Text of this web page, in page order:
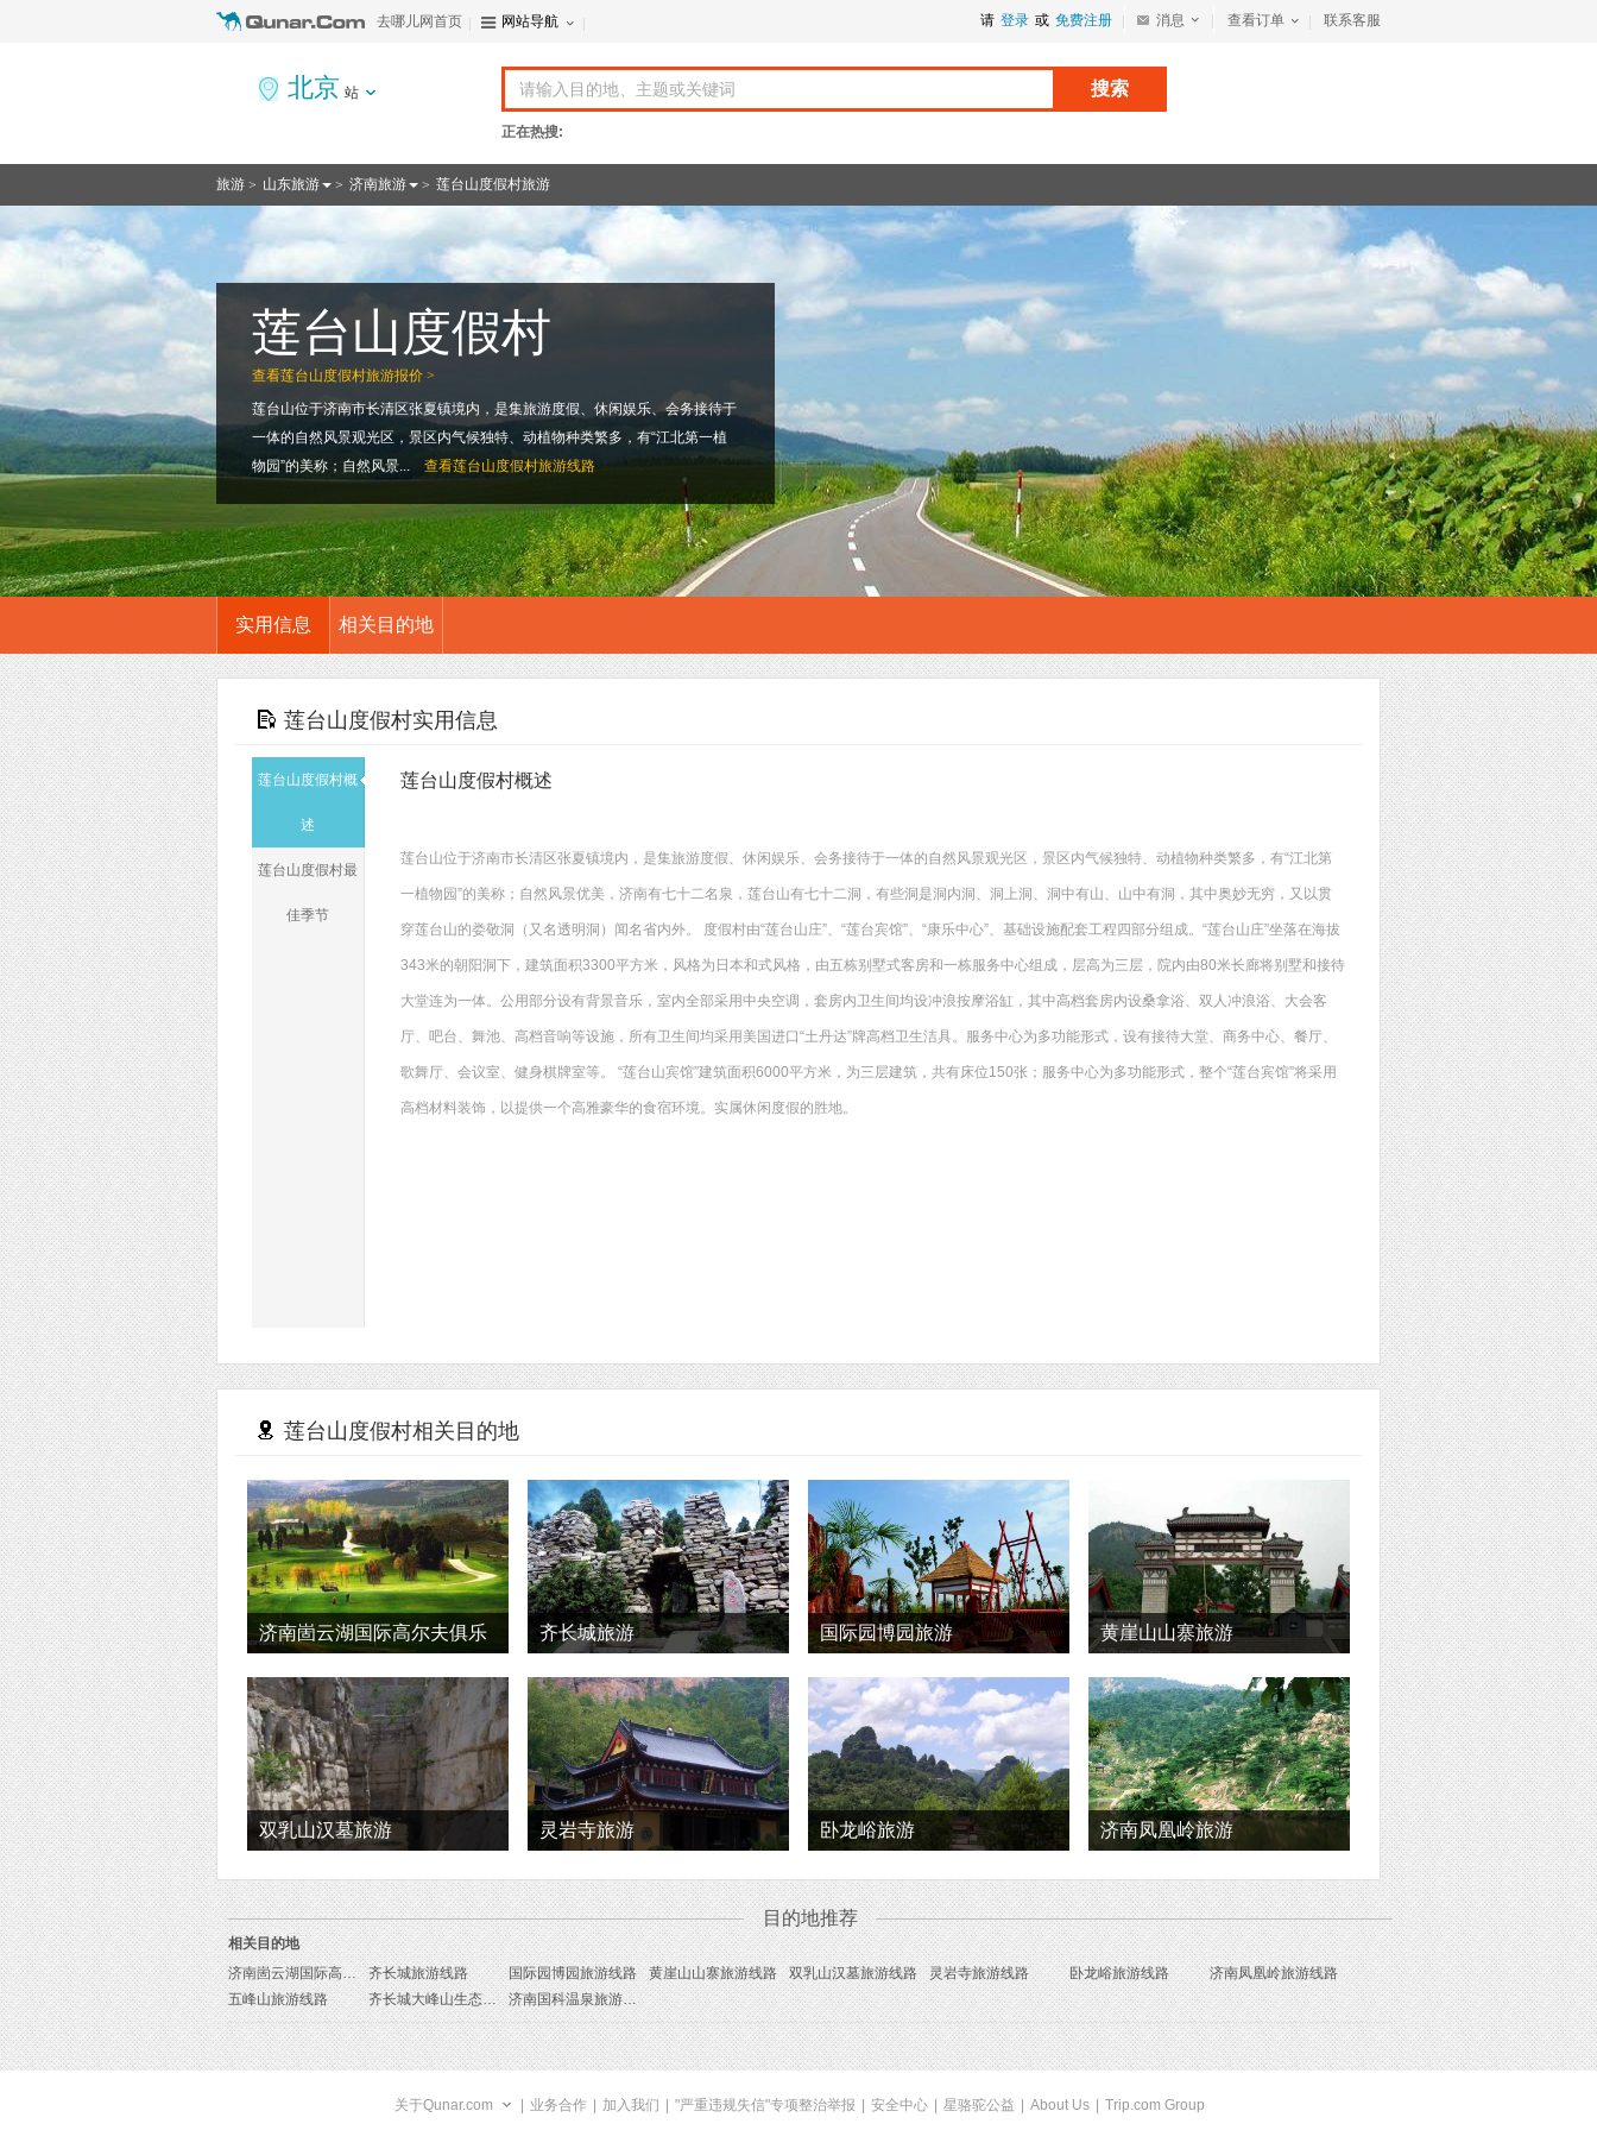
请 登录 或 免费注册 消息 查看订单 联系客服
去哪儿网首页 网站导航
北京 站 搜索
正在热搜:
旅游 > 山东旅游 > 济南旅游 > 莲台山度假村旅游
查看莲台山度假村旅游报价 >
莲台山度假村
莲台山位于济南市长清区张夏镇境内，是集旅游度假、休闲娱乐、会务接待于
一体的自然风景观光区，景区内气候独特、动植物种类繁多，有“江北第一植
物园”的美称；自然风景...
查看莲台山度假村旅游线路
实用信息 相关目的地
莲台山度假村实用信息
莲台山度假村概
述
莲台山度假村最
佳季节
莲台山度假村概述
莲台山位于济南市长清区张夏镇境内，是集旅游度假、休闲娱乐、会务接待于一体的自然风景观光区，景区内气候独特、动植物种类繁多，有“江北第
一植物园”的美称；自然风景优美，济南有七十二名泉，莲台山有七十二洞，有些洞是洞内洞、洞上洞、洞中有山、山中有洞，其中奥妙无穷，又以贯
穿莲台山的娄敬洞（又名透明洞）闻名省内外。 度假村由“莲台山庄”、“莲台宾馆”、“康乐中心”、基础设施配套工程四部分组成。“莲台山庄”坐落在海拔
343米的朝阳洞下，建筑面积3300平方米，风格为日本和式风格，由五栋别墅式客房和一栋服务中心组成，层高为三层，院内由80米长廊将别墅和接待
大堂连为一体。公用部分设有背景音乐，室内全部采用中央空调，套房内卫生间均设冲浪按摩浴缸，其中高档套房内设桑拿浴、双人冲浪浴、大会客
厅、吧台、舞池、高档音响等设施，所有卫生间均采用美国进口“土丹达”牌高档卫生洁具。服务中心为多功能形式，设有接待大堂、商务中心、餐厅、
歌舞厅、会议室、健身棋牌室等。 “莲台山宾馆”建筑面积6000平方米，为三层建筑，共有床位150张；服务中心为多功能形式，整个“莲台宾馆”将采用
高档材料装饰，以提供一个高雅豪华的食宿环境。实属休闲度假的胜地。
莲台山度假村相关目的地
济南崮云湖国际高尔夫俱乐
部旅游
齐长城旅游 国际园博园旅游 黄崖山山寨旅游
双乳山汉墓旅游 灵岩寺旅游 卧龙峪旅游 济南凤凰岭旅游
目的地推荐
相关目的地
济南崮云湖国际高尔夫俱乐部旅游线路
齐长城旅游线路 国际园博园旅游线路 黄崖山山寨旅游线路 双乳山汉墓旅游线路 灵岩寺旅游线路 卧龙峪旅游线路
济南凤凰岭旅游线路
五峰山旅游线路
齐长城大峰山生态旅游区旅游线路 济南国科温泉旅游线路
关于Qunar.com 业务合作 加入我们 "严重违规失信"专项整治举报 安全中心 星骆驼公益 About Us Trip.com Group